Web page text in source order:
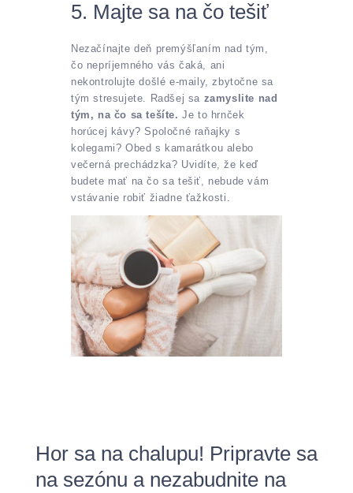
5. Majte sa na čo tešiť
Nezačínajte deň premýšľaním nad tým,
čo nepríjemného vás čaká, ani
nekontrolujte došlé e-maily, zbytočne sa
tým stresujete. Radšej sa zamyslite nad
tým, na čo sa tešíte. Je to hrnček
horúcej kávy? Spoločné raňajky s
kolegami? Obed s kamarátkou alebo
večerná prechádzka? Uvidíte, že keď
budete mať na čo sa tešiť, nebude vám
vstávanie robiť žiadne ťažkosti.
Hor sa na chalupu! Pripravte sa
na sezónu a nezabudnite na